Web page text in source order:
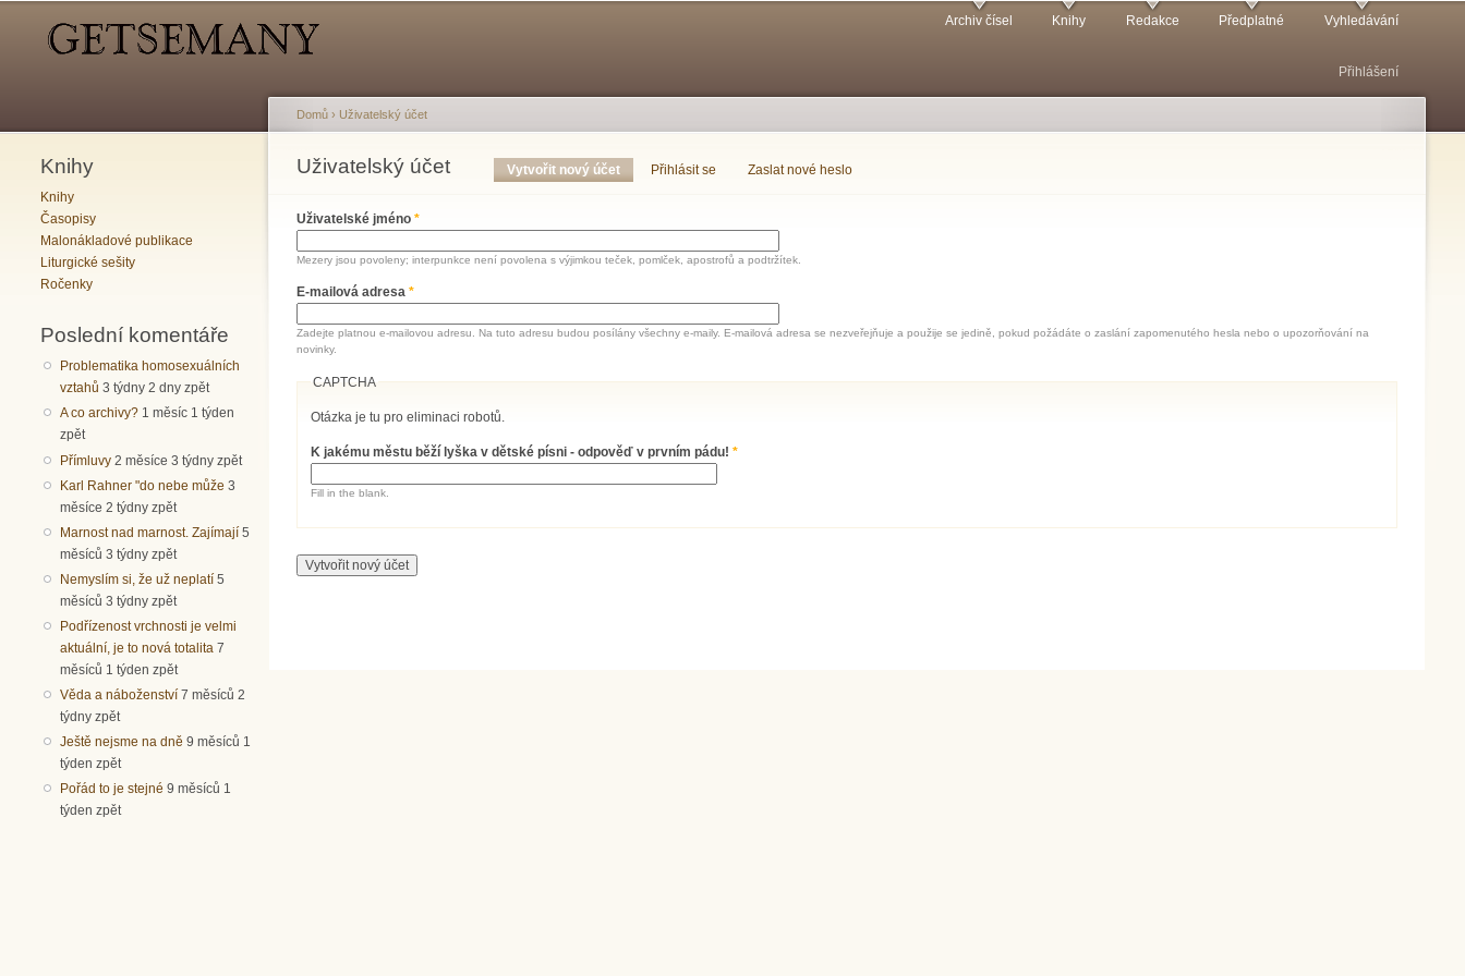
Archiv čísel Knihy Redakce Předplatné Vyhledávání
Přihlášení
Knihy
Knihy
Časopisy
Malonákladové publikace
Liturgické sešity
Ročenky
Poslední komentáře
Problematika homosexuálních
vztahů 3 týdny 2 dny zpět
A co archivy? 1 měsíc 1 týden
zpět
Přímluvy 2 měsíce 3 týdny zpět
Karl Rahner "do nebe může 3
měsíce 2 týdny zpět
Marnost nad marnost. Zajímají 5
měsíců 3 týdny zpět
Nemyslím si, že už neplatí 5
měsíců 3 týdny zpět
Podřízenost vrchnosti je velmi
aktuální, je to nová totalita 7
měsíců 1 týden zpět
Věda a náboženství 7 měsíců 2
týdny zpět
Ještě nejsme na dně 9 měsíců 1
týden zpět
Pořád to je stejné 9 měsíců 1
týden zpět
Jste zde
Domů › Uživatelský účet
Uživatelský účet
Hlavní záložky Vytvořit nový účet (aktivní záložka)
Přihlásit se Zaslat nové heslo
Uživatelské jméno *
Mezery jsou povoleny; interpunkce není povolena s výjimkou teček, pomlček, apostrofů a podtržítek.
E-mailová adresa *
Zadejte platnou e-mailovou adresu. Na tuto adresu budou posílány všechny e-maily. E-mailová adresa se nezveřejňuje a použije se jedině, pokud požádáte o zaslání zapomenutého hesla nebo o upozorňování na
novinky.
CAPTCHA
Otázka je tu pro eliminaci robotů.
K jakému městu běží lyška v dětské písni - odpověď v prvním pádu!*
Fill in the blank.